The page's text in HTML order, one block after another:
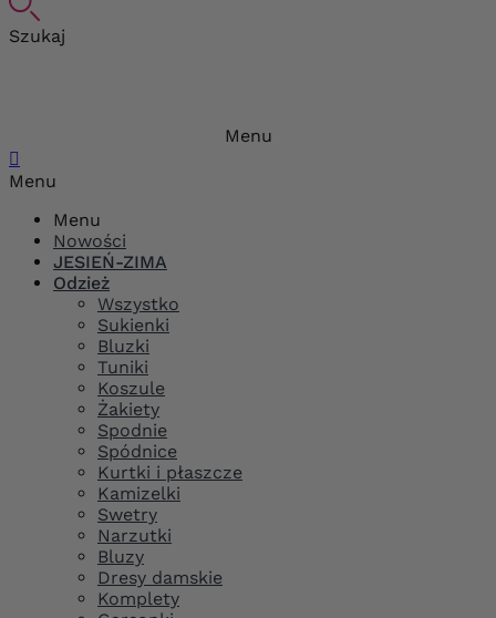
Szukaj
Menu

Menu
Menu
Nowości
JESIEŃ-ZIMA
Odzież
Wszystko
Sukienki
Bluzki
Tuniki
Koszule
Żakiety
Spodnie
Spódnice
Kurtki i płaszcze
Kamizelki
Swetry
Narzutki
Bluzy
Dresy damskie
Komplety